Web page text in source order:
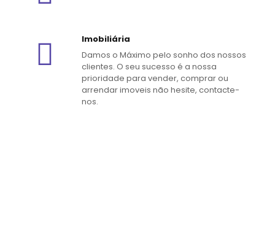
Imobiliária
Damos o Máximo pelo sonho dos nossos
clientes. O seu sucesso é a nossa
prioridade para vender, comprar ou
arrendar imoveis não hesite, contacte-
nos.